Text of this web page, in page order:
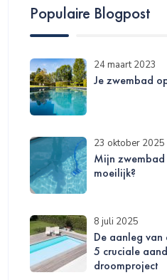
Populaire Blogpost
24 maart 2023
Je zwembad
23 oktober 2025
Mijn
moeilijk?
8 juli 2025
De aanleg
5 cruciale
droomproject